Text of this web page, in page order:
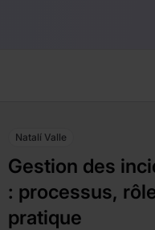
Natalí Valle
Gestion des
: processus,
pratique